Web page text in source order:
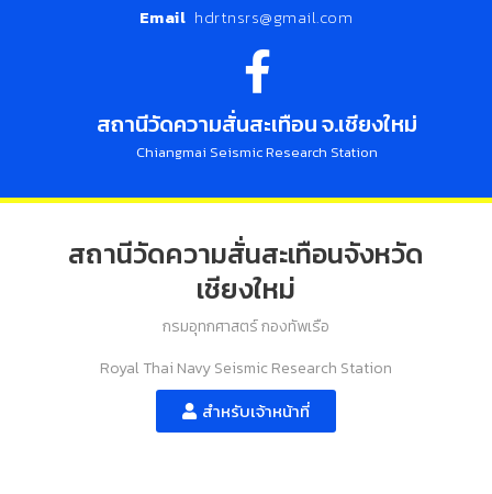
Email hdrtnsrs@gmail.com
สถานีวัดความสั่นสะเทือน จ.เชียงใหม่
Chiangmai Seismic Research Station
สถานีวัดความสั่นสะเทือนจังหวัด
เชียงใหม่
กรมอุทกศาสตร์ กองทัพเรือ
Royal Thai Navy Seismic Research Station
สำหรับเจ้าหน้าที่